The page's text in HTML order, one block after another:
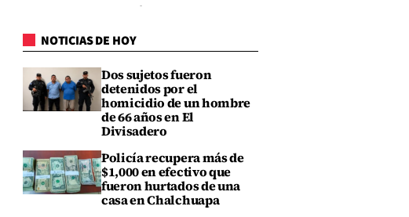
NOTICIAS DE HOY
Dos sujetos fueron
detenidos por el
homicidio de un hombre
de 66 años en El
Divisadero
Policía recupera más de
$1,000 en efectivo que
fueron hurtados de una
casa en Chalchuapa